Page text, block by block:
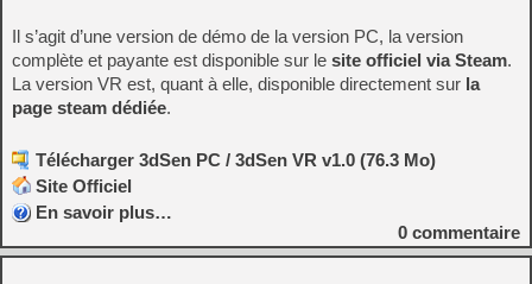
Il s’agit d’une version de démo de la version PC, la version
complète et payante est disponible sur le site officiel via Steam.
La version VR est, quant à elle, disponible directement sur la
page steam dédiée.
Télécharger 3dSen PC / 3dSen VR v1.0 (76.3 Mo)
Site Officiel
En savoir plus…
0 commentaire